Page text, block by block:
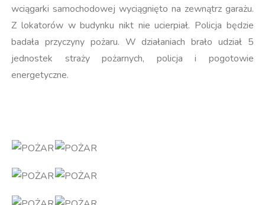
wciągarki samochodowej wyciągnięto na zewnątrz garażu.
Z lokatorów w budynku nikt nie ucierpiał. Policja będzie
badała przyczyny pożaru. W działaniach brało udział 5
jednostek straży pożarnych, policja i pogotowie
energetyczne.